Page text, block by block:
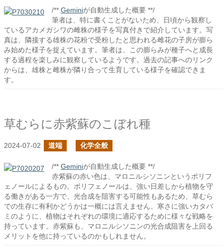
/** Geminiが自動生成した概要 **/
筆者は、特に書くことがないため、日頃から観察し
ているアカメガシワの雌株の様子を写真付きで紹介しています。写
真は、隣接する雄株の花粉で受粉したと思われる雌花の子房が膨ら
み始めた様子を捉えています。筆者は、この膨らみが種子へと成長
する過程を楽しみに観察しているようです。過去の記事へのリンク
からは、雄株と雌株が隣り合って生育している様子を確認できま
す。
草むらに赤紫蘇のこぼれ種
2024-07-02 道端 化学全般
/** Geminiが自動生成した概要 **/
赤紫蘇の赤い色は、マロニルシソニンというポリフ
ェノールによるもの。ポリフェノールは、強い日差しから植物を守
る働きがある一方で、光合成を阻害する可能性もあるため、草むら
での生存に有利かどうかは一概には言えません。寒さに強いカタバ
ミのように、植物はそれぞれの環境に適応するために様々な戦略を
持っています。赤紫蘇も、マロニルシソニンの光合成阻害を上回る
メリットを他に持っているのかもしれません。